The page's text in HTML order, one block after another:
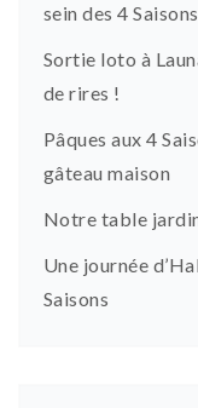
sein des 4 Saisons
Sortie loto à
de rires !
Pâques aux 4
gâteau maison
Notre table
Une journée
Saisons